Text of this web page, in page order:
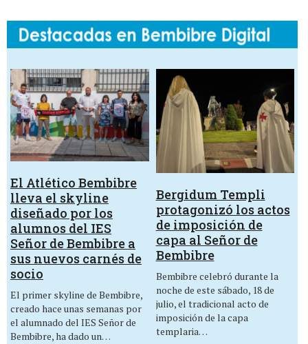
El Atlético Bembibre
lleva el skyline
diseñado por los
alumnos del IES
Señor de Bembibre a
sus nuevos carnés de
socio
El primer skyline de Bembibre,
creado hace unas semanas por
el alumnado del IES Señor de
Bembibre, ha dado un…
Bergidum Templi
protagonizó los actos
de imposición de
capa al Señor de
Bembibre
Bembibre celebró durante la
noche de este sábado, 18 de
julio, el tradicional acto de
imposición de la capa
templaria…